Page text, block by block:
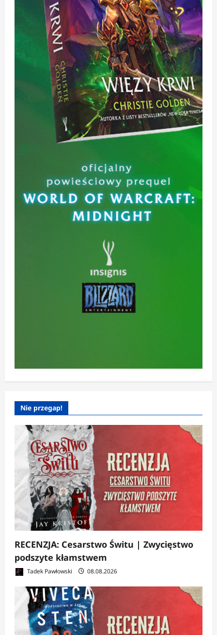
Nie przegap!
RECENZJA: Cesarstwo Świtu | Zwycięstwo
podszyte kłamstwem
Tadek Pawłowski 08.08.2026